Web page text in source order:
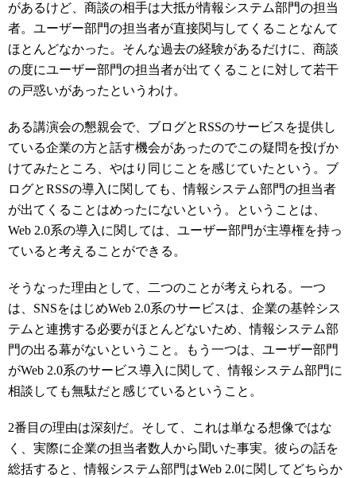
があるけど、商談の相手は大抵が情報システム部門の担当
者。ユーザー部門の担当者が直接関与してくることなんて
ほとんどなかった。そんな過去の経験があるだけに、商談
の度にユーザー部門の担当者が出てくることに対して若干
の戸惑いがあったというわけ。
ある講演会の懇親会で、ブログとRSSのサービスを提供し
ている企業の方と話す機会があったのでこの疑問を投げか
けてみたところ、やはり同じことを感じていたという。ブ
ログとRSSの導入に関しても、情報システム部門の担当者
が出てくることはめったにないという。ということは、
Web 2.0系の導入に関しては、ユーザー部門が主導権を持っ
ていると考えることができる。
そうなった理由として、二つのことが考えられる。一つ
は、SNSをはじめWeb 2.0系のサービスは、企業の基幹シス
テムと連携する必要がほとんどないため、情報システム部
門の出る幕がないということ。もう一つは、ユーザー部門
がWeb 2.0系のサービス導入に関して、情報システム部門に
相談しても無駄だと感じているということ。
2番目の理由は深刻だ。そして、これは単なる想像ではな
く、実際に企業の担当者数人から聞いた事実。彼らの話を
総括すると、情報システム部門はWeb 2.0に関してどちらか